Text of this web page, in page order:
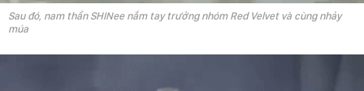
Sau đó, nam thần SHINee nắm tay trưởng nhóm Red Velvet và cùng nhảy
múa